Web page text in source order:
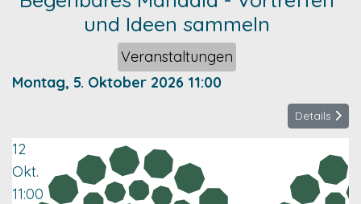
und Ideen sammeln
Veranstaltungen
Montag, 5. Oktober 2026 11:00
Details
12
Okt.
11:00